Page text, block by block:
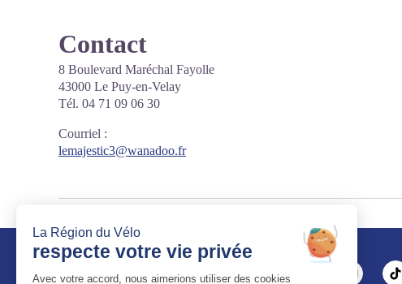
Contact
8 Boulevard Maréchal Fayolle
43000 Le Puy-en-Velay
Tél. 04 71 09 06 30
Courriel :
lemajestic3@wanadoo.fr